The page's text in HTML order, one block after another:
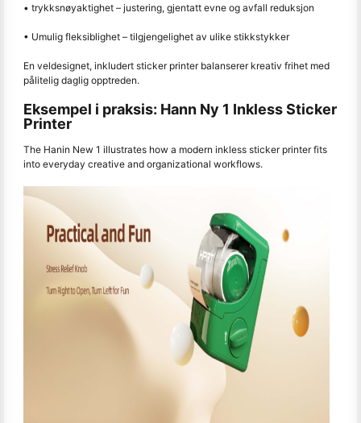
• trykksnøyaktighet – justering, gjentatt evne og avfall reduksjon
• Umulig fleksiblighet – tilgjengelighet av ulike stikkstykker
En veldesignet, inkludert sticker printer balanserer kreativ frihet med
pålitelig daglig opptreden.
Eksempel i praksis: Hann Ny 1 Inkless Sticker
Printer
The Hanin New 1 illustrates how a modern inkless sticker printer fits
into everyday creative and organizational workflows.